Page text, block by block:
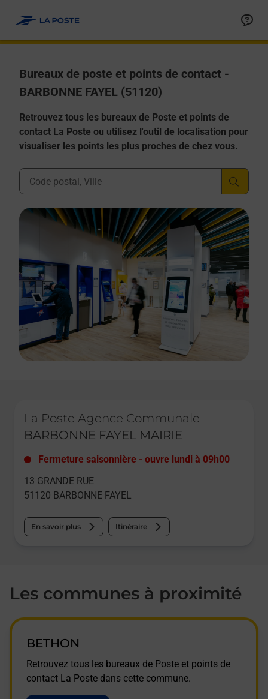
Bureaux de poste et points de contact -
BARBONNE FAYEL (51120)
Retrouvez tous les bureaux de Poste et points de
contact La Poste ou utilisez l'outil de localisation pour
visualiser les points les plus proches de chez vous.
Ville, Département, Code Postal
La Poste Agence Communale
BARBONNE FAYEL MAIRIE
Fermeture saisonnière - ouvre lundi à 09h00
13 GRANDE RUE
51120 BARBONNE FAYEL
En savoir plus Itinéraire
Les communes à proximité
BETHON
Retrouvez tous les bureaux de Poste et points de
contact La Poste dans cette commune.